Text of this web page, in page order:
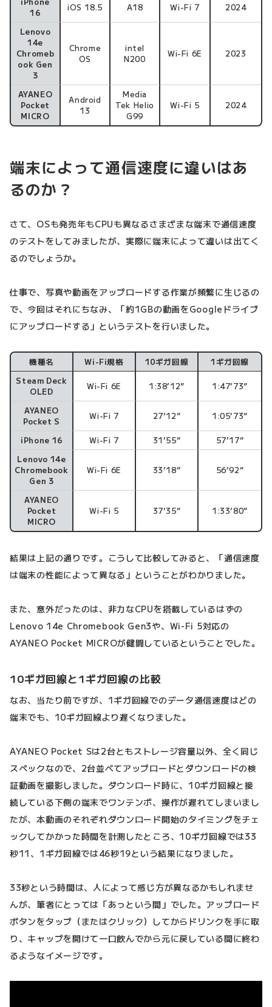
16
iOS 18.5 A18 Wi-Fi 7 2024
Lenovo
14e
Chromeb
ook Gen
3
Chrome
OS
intel
N200
Wi-Fi 6E 2023
AYANEO
Pocket
MICRO
Android
13
Media
Tek Helio
G99
Wi-Fi 5 2024
端末によって通信速度に違いはあ
るのか？
さて、OSも発売年もCPUも異なるさまざまな端末で通信速度
のテストをしてみましたが、実際に端末によって違いは出てく
るのでしょうか。
仕事で、写真や動画をアップロードする作業が頻繁に生じるの
で、今回はそれにちなみ、「約1GBの動画をGoogleドライブ
にアップロードする」というテストを行いました。
機種名 Wi-Fi規格 10ギガ回線
1ギガ回線
Steam Deck
OLED
Wi-Fi 6E 1:38’12” 1:47’73”
AYANEO
Pocket S
Wi-Fi 7 27’12” 1:05’73”
iPhone 16 Wi-Fi 7 31’55”
57’17”
Lenovo 14e
Chromebook
Gen 3
Wi-Fi 6E 33’18” 56’92”
AYANEO
Pocket
MICRO
Wi-Fi 5 37’35” 1:33’80”
結果は上記の通りです。こうして比較してみると、「通信速度
は端末の性能によって異なる」ということがわかりました。
また、意外だったのは、非力なCPUを搭載しているはずの
Lenovo 14e Chromebook Gen3や、Wi-Fi 5対応の
AYANEO Pocket MICROが健闘しているということでした。
10ギガ回線と1ギガ回線の比較
なお、当たり前ですが、1ギガ回線でのデータ通信速度はどの
端末でも、10ギガ回線より遅くなりました。
AYANEO Pocket Sは2台ともストレージ容量以外、全く同じ
スペックなので、2台並べてアップロードとダウンロードの検
証動画を撮影しました。ダウンロード時に、10ギガ回線と接
続している下側の端末でワンテンポ、操作が遅れてしまいまし
たが、本動画のそれぞれダウンロード開始のタイミングをチェ
ックしてかかった時間を計測したところ、10ギガ回線では33
秒11、1ギガ回線では46秒19という結果になりました。
33秒という時間は、人によって感じ方が異なるかもしれませ
んが、筆者にとっては「あっという間」でした。アップロード
ボタンをタップ（またはクリック）してからドリンクを手に取
り、キャップを開けて一口飲んでから元に戻している間に終わ
るようなイメージです。